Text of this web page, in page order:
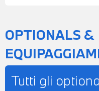
OPTIONALS &
Tutti gli